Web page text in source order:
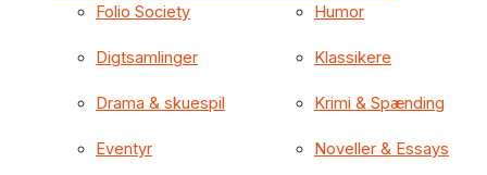
Folio Society
Digtsamlinger
Drama & skuespil
Eventyr
Humor
Klassikere
Krimi & Spænding
Noveller & Essays